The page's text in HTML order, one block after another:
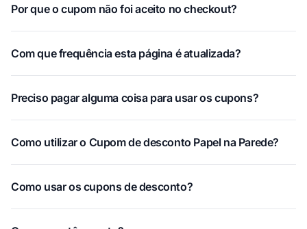
Por que o cupom não foi aceito no checkout?
Com que frequência esta página é atualizada?
Preciso pagar alguma coisa para usar os cupons?
Como utilizar o Cupom de desconto Papel na Parede?
Como usar os cupons de desconto?